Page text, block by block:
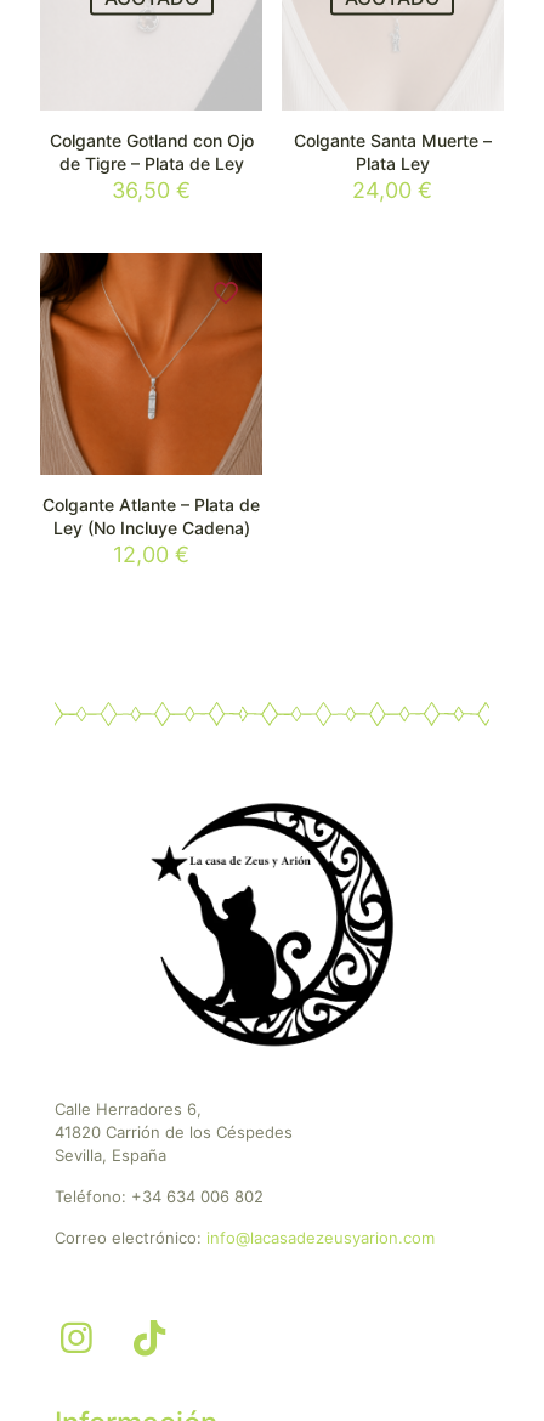
Colgante Gotland con Ojo
de Tigre – Plata de Ley
36,50€
Colgante Santa Muerte –
Plata Ley
24,00€
Colgante Atlante – Plata de
Ley (No Incluye Cadena)
12,00€
Calle Herradores 6,
41820 Carrión de los Céspedes
Sevilla, España
Teléfono: +34 634 006 802
Correo electrónico: info@lacasadezeusyarion.com